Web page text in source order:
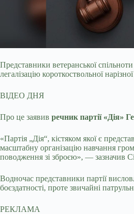
Представники ветеранської
легалізацію короткоствольної
ВІДЕО ДНЯ
Про це заявив речник партії «Дія»
«Партія „Дія“, кістяком якої є
масштабну організацію навчання
поводження зі зброєю», — зазначив
Водночас представники партії
боєздатності, проте звичайні
РЕКЛАМА